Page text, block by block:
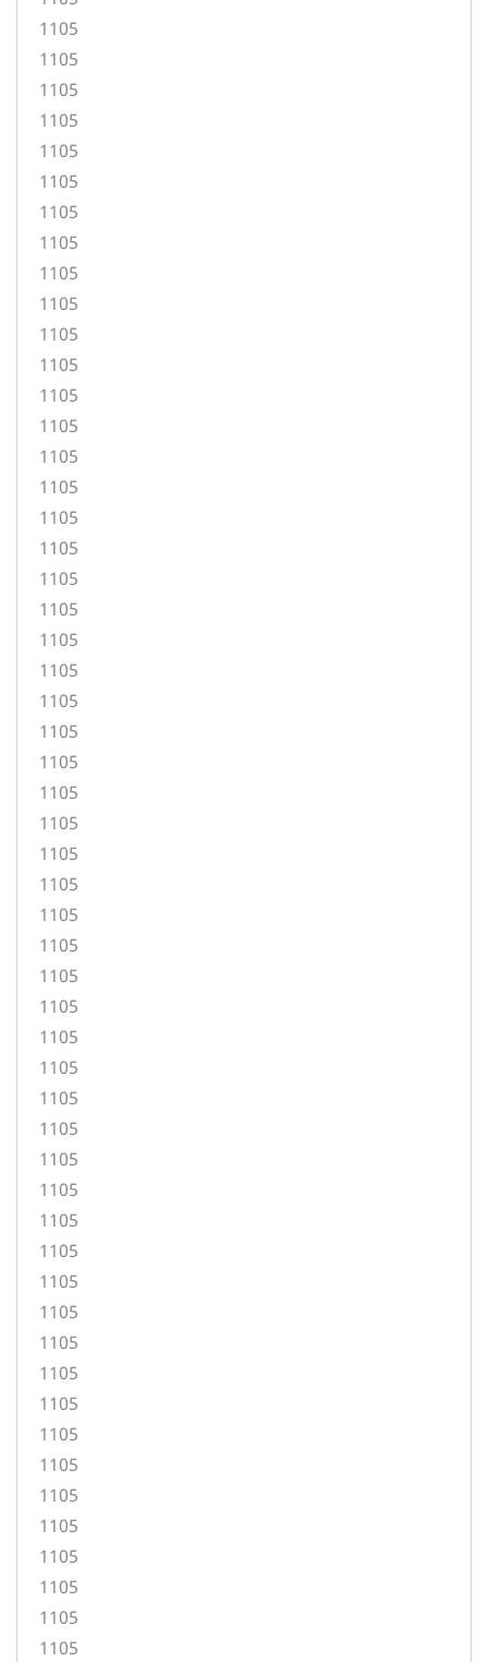
1105
1105
1105
1105
1105
1105
1105
1105
1105
1105
1105
1105
1105
1105
1105
1105
1105
1105
1105
1105
1105
1105
1105
1105
1105
1105
1105
1105
1105
1105
1105
1105
1105
1105
1105
1105
1105
1105
1105
1105
1105
1105
1105
1105
1105
1105
1105
1105
1105
1105
1105
1105
1105
1105